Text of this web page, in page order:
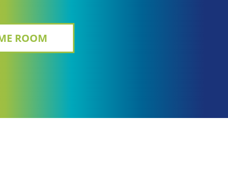
TRAMPOLINE PARK